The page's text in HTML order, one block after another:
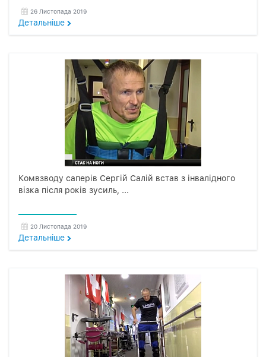
26 Листопада 2019
Детальнiше
Комвзводу саперів Сергій Салій встав з інвалідного
візка після років зусиль, ...
20 Листопада 2019
Детальнiше